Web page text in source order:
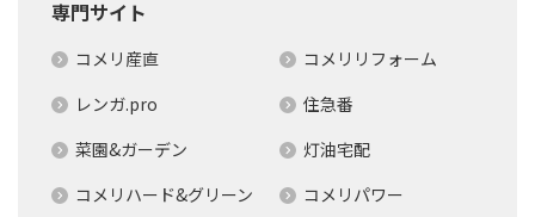
専門サイト
コメリ産直
コメリリフォーム
レンガ.pro
住急番
菜園&ガーデン
灯油宅配
コメリハード&グリーン
コメリパワー